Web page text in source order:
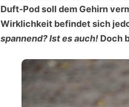
Duft-Pod soll dem Gehirn
Wirklichkeit befindet sich
spannend? Ist es auch!Doch